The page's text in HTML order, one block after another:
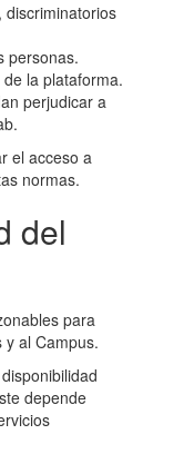
discriminatorios
personas.
la plataforma.
perjudicar a
el acceso a
normas.
del
para
y al Campus.
depende